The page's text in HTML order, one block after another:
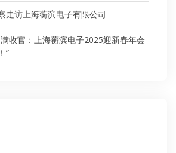
走访上海蘅滨电子有限公司
收官：上海蘅滨电子2025迎新春年会
”